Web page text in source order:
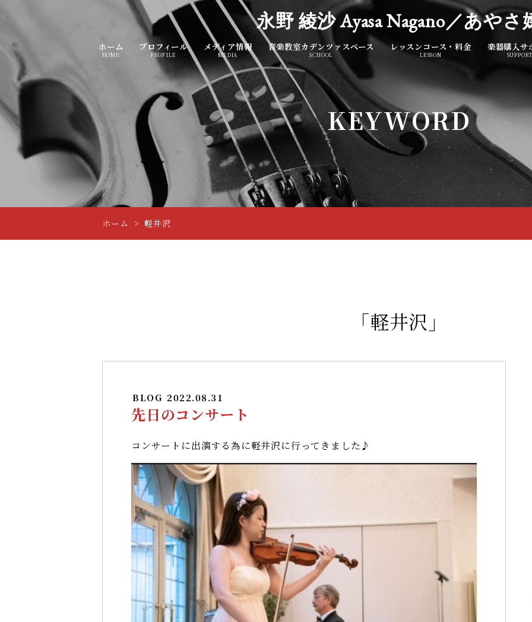
永野 綾沙 Ayasa Nagano／あやさ
ホーム
HOME
プロフィール
PROFILE
メディア情報
MEDIA
音楽教室カデンツァスペース
SCHOOL
レッスンコース・料金
LESSON
楽器購入サ
SUPPORT
KEYWORD
ホーム 軽井沢
「軽井沢」
BLOG 2022.08.31
先日のコンサート
コンサートに出演する為に軽井沢に行ってきました♪